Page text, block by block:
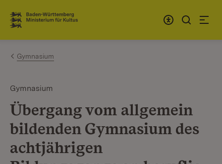
Zum Inhalt springen
Link zur Startseite
Gymnasium
Gymnasium
Übergang vom allgemein
bildenden Gymnasium des
achtjährigen